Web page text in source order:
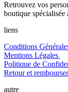
Retrouvez vos
boutique spécialisée
liens
Conditions
Mentions Légales
Politique de
Retour et
autre